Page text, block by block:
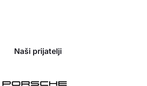
Naši prijatelji